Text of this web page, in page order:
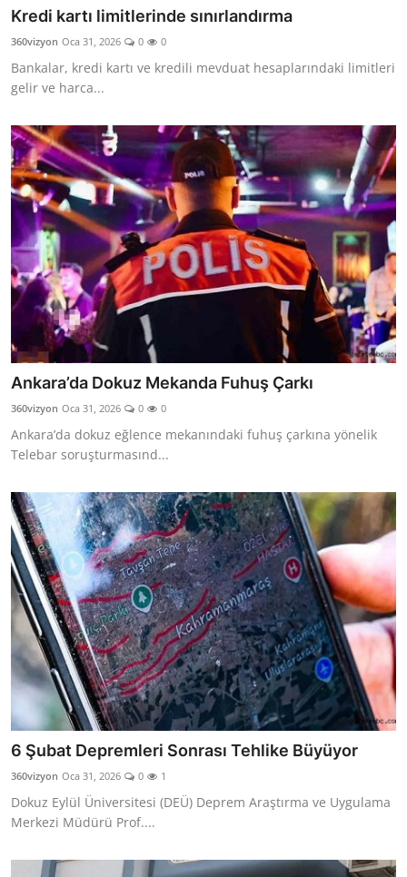
Kredi kartı limitlerinde sınırlandırma
360vizyon Oca 31, 2026 0 0
Bankalar, kredi kartı ve kredili mevduat hesaplarındaki limitleri
gelir ve harca...
Ankara’da Dokuz Mekanda Fuhuş Çarkı
360vizyon Oca 31, 2026 0 0
Ankara’da dokuz eğlence mekanındaki fuhuş çarkına yönelik
Telebar soruşturmasınd...
6 Şubat Depremleri Sonrası Tehlike Büyüyor
360vizyon Oca 31, 2026 0 1
Dokuz Eylül Üniversitesi (DEÜ) Deprem Araştırma ve Uygulama
Merkezi Müdürü Prof....